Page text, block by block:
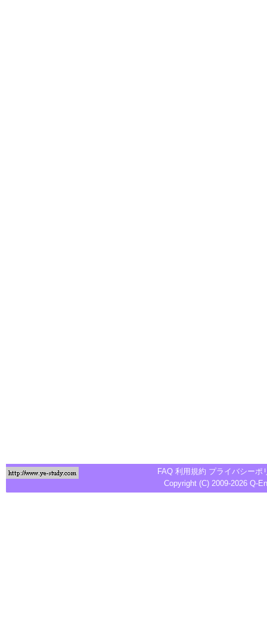
FAQ 利用規約 プライバシーポ
Copyright (C) 2009-2026 Q-